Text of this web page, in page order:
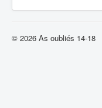
© 2026 As oubliés 14-18